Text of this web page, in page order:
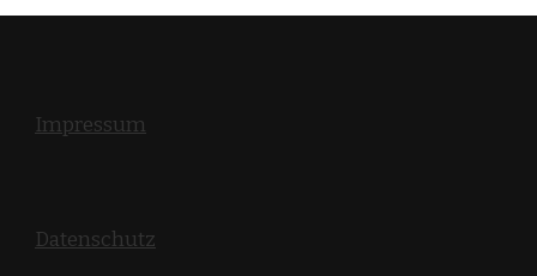
Impressum
Datenschutz